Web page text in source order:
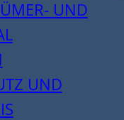
UND
UND